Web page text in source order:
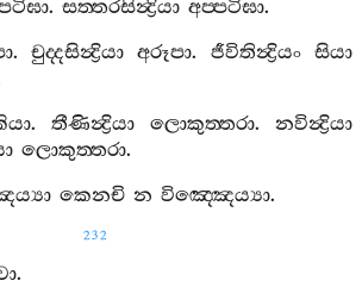
. සත‍්තරසින්‍ද්‍රියා අප‍්පටිඝා.
.චුද‍්දසින්‍ද්‍රියා අරූපා. ජීවිතින්‍ද්‍රියං සියා
. තීණින්‍ද්‍රියා ලොකුත‍්තරා. නවින්‍ද්‍රියා
ලොකුත‍්තරා.
කෙනචි න විඤ‍්ඤෙය්‍යා.
232
.